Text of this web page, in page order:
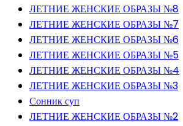
ЛЕТНИЕ ЖЕНСКИЕ ОБРАЗЫ №8
ЛЕТНИЕ ЖЕНСКИЕ ОБРАЗЫ №7
ЛЕТНИЕ ЖЕНСКИЕ ОБРАЗЫ №6
ЛЕТНИЕ ЖЕНСКИЕ ОБРАЗЫ №5
ЛЕТНИЕ ЖЕНСКИЕ ОБРАЗЫ №4
ЛЕТНИЕ ЖЕНСКИЕ ОБРАЗЫ №3
Сонник суп
ЛЕТНИЕ ЖЕНСКИЕ ОБРАЗЫ №2